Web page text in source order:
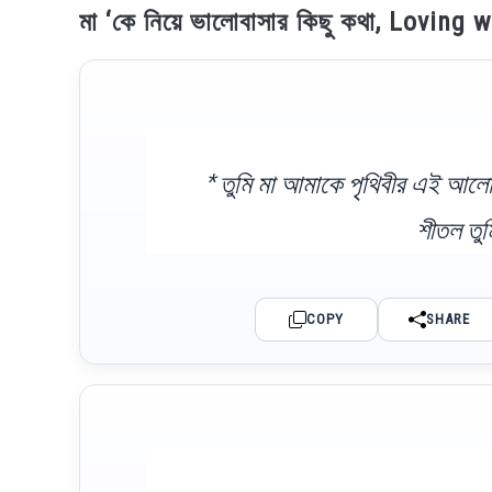
মা ‘কে নিয়ে ভালোবাসার কিছু কথা,
* তুমি মা আমাকে পৃথিবীর এই
শীতল
COPY SHARE